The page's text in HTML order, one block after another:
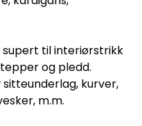
supert til interiørstrikk
og pledd.
kurver,
m.m.